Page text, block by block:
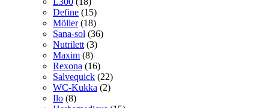
Define (15)
Möller (18)
Sana-sol (36)
Nutrilett (3)
Maxim (8)
Rexona (16)
Salvequick (22)
WC-Kukka (2)
Ilo (8)